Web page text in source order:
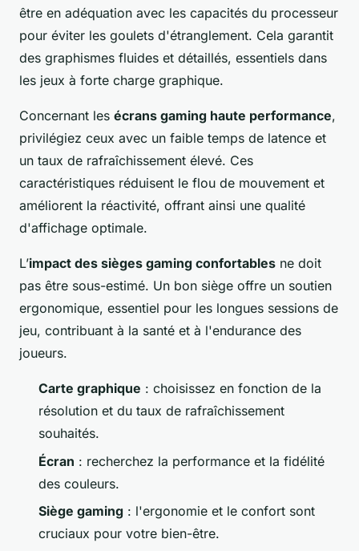
être en adéquation avec les capacités du processeur
pour éviter les goulets d'étranglement. Cela garantit
des graphismes fluides et détaillés, essentiels dans
les jeux à forte charge graphique.
Concernant les écrans gaming haute performance,
privilégiez ceux avec un faible temps de latence et
un taux de rafraîchissement élevé. Ces
caractéristiques réduisent le flou de mouvement et
améliorent la réactivité, offrant ainsi une qualité
d'affichage optimale.
L’impact des sièges gaming confortables ne doit
pas être sous-estimé. Un bon siège offre un soutien
ergonomique, essentiel pour les longues sessions de
jeu, contribuant à la santé et à l'endurance des
joueurs.
Carte graphique : choisissez en fonction de la
résolution et du taux de rafraîchissement
souhaités.
Écran : recherchez la performance et la fidélité
des couleurs.
Siège gaming : l'ergonomie et le confort sont
cruciaux pour votre bien-être.